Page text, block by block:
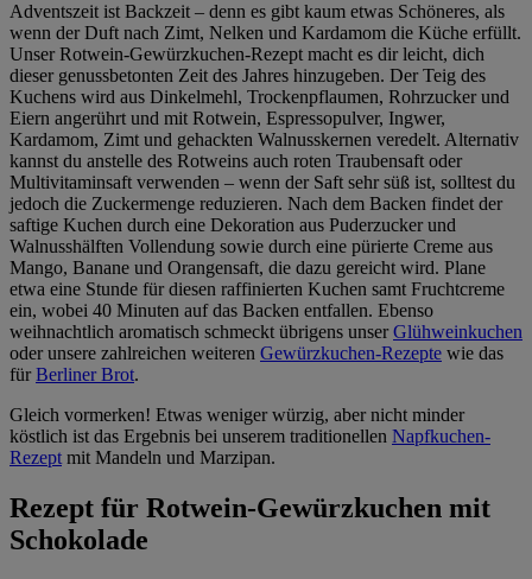
Adventszeit ist Backzeit – denn es gibt kaum etwas Schöneres, als
wenn der Duft nach Zimt, Nelken und Kardamom die Küche erfüllt.
Unser Rotwein-Gewürzkuchen-Rezept macht es dir leicht, dich
dieser genussbetonten Zeit des Jahres hinzugeben. Der Teig des
Kuchens wird aus Dinkelmehl, Trockenpflaumen, Rohrzucker und
Eiern angerührt und mit Rotwein, Espressopulver, Ingwer,
Kardamom, Zimt und gehackten Walnusskernen veredelt. Alternativ
kannst du anstelle des Rotweins auch roten Traubensaft oder
Multivitaminsaft verwenden – wenn der Saft sehr süß ist, solltest du
jedoch die Zuckermenge reduzieren. Nach dem Backen findet der
saftige Kuchen durch eine Dekoration aus Puderzucker und
Walnusshälften Vollendung sowie durch eine pürierte Creme aus
Mango, Banane und Orangensaft, die dazu gereicht wird. Plane
etwa eine Stunde für diesen raffinierten Kuchen samt Fruchtcreme
ein, wobei 40 Minuten auf das Backen entfallen. Ebenso
weihnachtlich aromatisch schmeckt übrigens unserGlühweinkuchen
oder unsere zahlreichen weiteren Gewürzkuchen-Rezepte wie das
fürBerliner Brot.
Gleich vormerken! Etwas weniger würzig, aber nicht minder
köstlich ist das Ergebnis bei unserem traditionellen Napfkuchen-
Rezept mit Mandeln und Marzipan.
Rezept für Rotwein-Gewürzkuchen mit
Schokolade